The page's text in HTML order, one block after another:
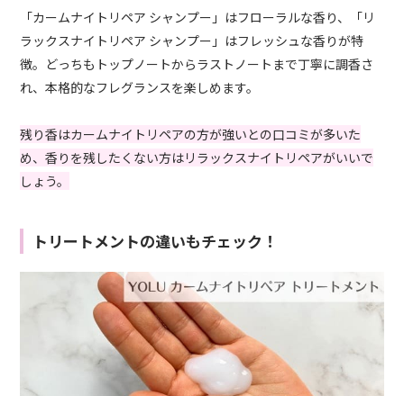
「カームナイトリペア シャンプー」はフローラルな香り、「リ
ラックスナイトリペア シャンプー」はフレッシュな香りが特
徴。どっちもトップノートからラストノートまで丁寧に調香さ
れ、本格的なフレグランスを楽しめます。
残り香はカームナイトリペアの方が強いとの口コミが多いた
め、香りを残したくない方はリラックスナイトリペアがいいで
しょう。
トリートメントの違いもチェック！